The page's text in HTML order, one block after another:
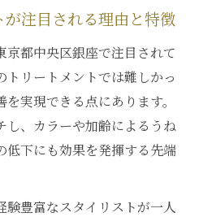
注目される理由と特徴
京都中央区銀座で注目されて
リートメントでは難しかっ
実現できる点にあります。
し、カラーや加齢によるうね
低下にも効果を発揮する先端
験豊富なスタイリストが一人